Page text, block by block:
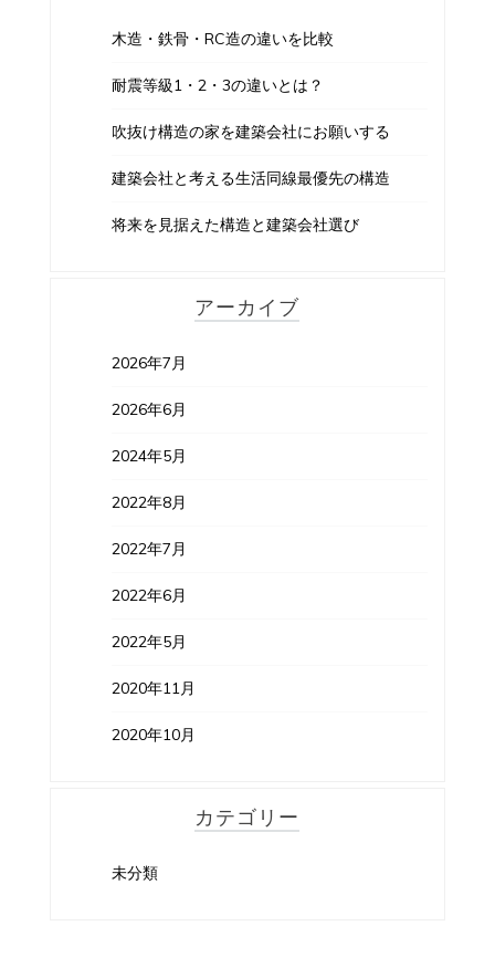
木造・鉄骨・RC造の違いを比較
耐震等級1・2・3の違いとは？
吹抜け構造の家を建築会社にお願いする
建築会社と考える生活同線最優先の構造
将来を見据えた構造と建築会社選び
アーカイブ
2026年7月
2026年6月
2024年5月
2022年8月
2022年7月
2022年6月
2022年5月
2020年11月
2020年10月
カテゴリー
未分類